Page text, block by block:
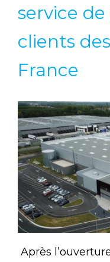
service
clients
France
Après